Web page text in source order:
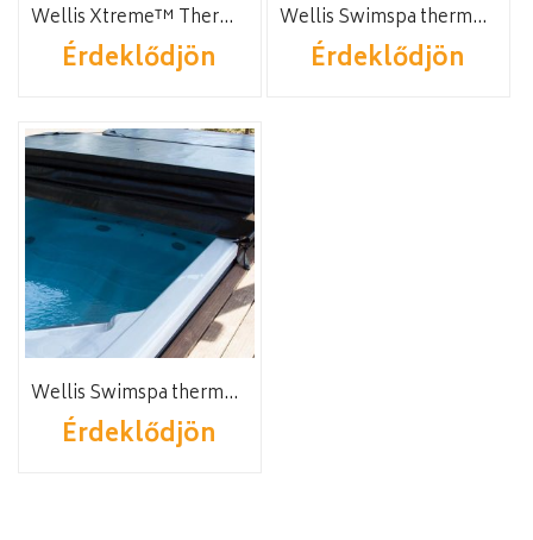
Wellis Xtreme™ Thermotető (3 személyes)
Érdeklődjön
Wellis Swimspa thermotető S
Érdeklődjön
Wellis Swimspa thermotető L
Érdeklődjön